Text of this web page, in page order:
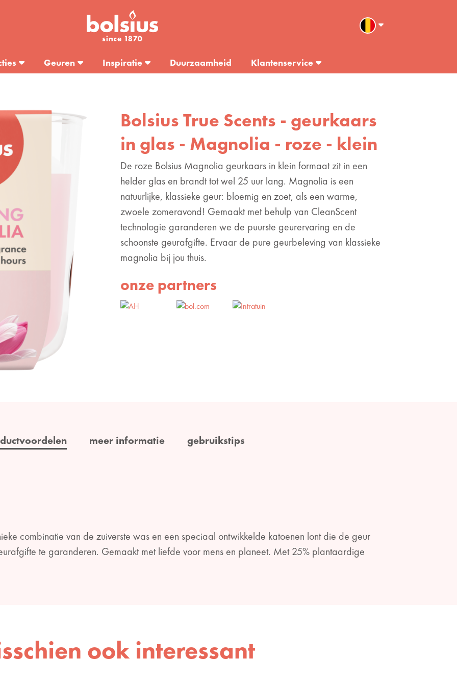
Geuren Inspiratie Duurzaamheid Klantenservice
Bolsius True Scents - geurkaars
in glas - Magnolia - roze - klein
De roze Bolsius Magnolia geurkaars in klein formaat zit in een
helder glas en brandt tot wel 25 uur lang. Magnolia is een
natuurlijke, klassieke geur: bloemig en zoet, als een warme,
zwoele zomeravond! Gemaakt met behulp van CleanScent
technologie garanderen we de puurste geurervaring en de
schoonste geurafgifte. Ervaar de pure geurbeleving van klassieke
magnolia bij jou thuis.
onze partners
meer informatie gebruikstips
combinatie van de zuiverste was en een speciaal ontwikkelde katoenen lont die de geur
te garanderen. Gemaakt met liefde voor mens en planeet. Met 25% plantaardige
ook interessant